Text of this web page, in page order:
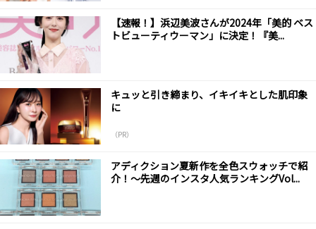
【速報！】浜辺美波さんが2024年「美的 ベス
トビューティウーマン」に決定！『美...
キュッと引き締まり、イキイキとした肌印象
に
（PR）
アディクション夏新作を全色スウォッチで紹
介！～先週のインスタ人気ランキングVol...